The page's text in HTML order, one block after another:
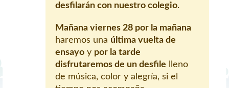
desfilarán con nuestro colegio.
Mañana viernes 28 por la mañana
haremos una última vuelta de
ensayo y por la tarde
disfrutaremos de un desfile lleno
de música, color y alegría, si el